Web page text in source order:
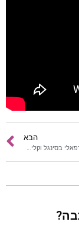
הבא
בלי כל הדרמה: ים רפאלי בסינגל וקליפ חדש